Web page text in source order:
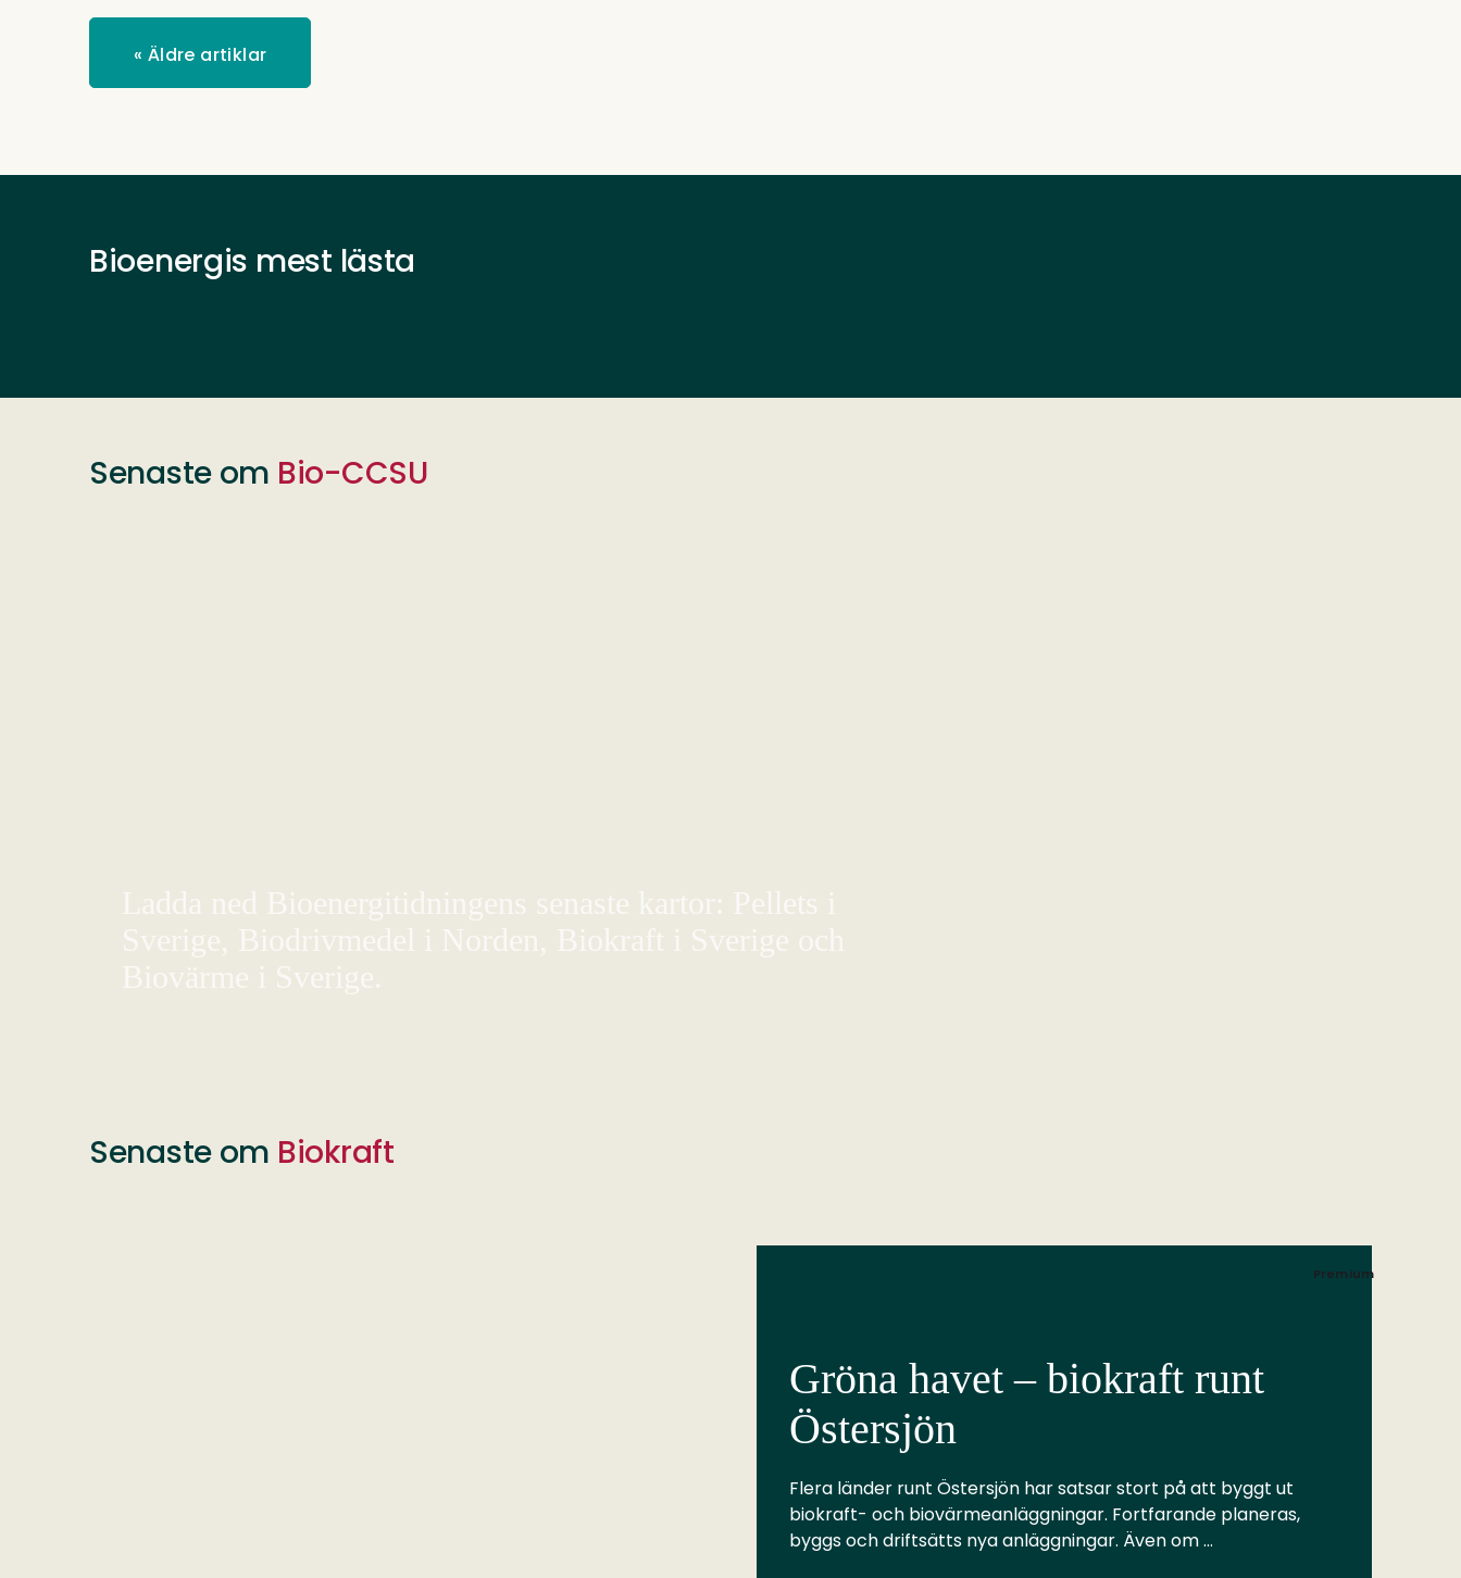
« Äldre artiklar
Bioenergis mest lästa
Senaste om Bio-CCSU
Ladda ned Bioenergitidningens senaste kartor: Pellets i
Sverige, Biodrivmedel i Norden, Biokraft i Sverige och
Biovärme i Sverige.
Senaste om Biokraft
Premium
Gröna havet – biokraft runt
Östersjön
Flera länder runt Östersjön har satsar stort på att byggt ut
biokraft- och biovärmeanläggningar. Fortfarande planeras,
byggs och driftsätts nya anläggningar. Även om …